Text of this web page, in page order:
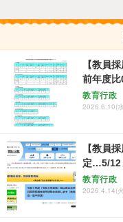
【教員
前年度
教育行政
2026.6.10(
【教員
定…5/12
教育行政
2026.4.14(